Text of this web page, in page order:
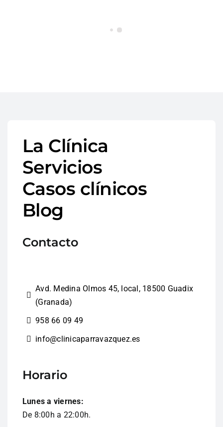
La Clínica
Servicios
Casos clínicos
Blog
Contacto
Avd. Medina Olmos 45, local, 18500 Guadix
(Granada)
958 66 09 49
info@clinicaparravazquez.es
Horario
Lunes a viernes:
De 8:00h a 22:00h.